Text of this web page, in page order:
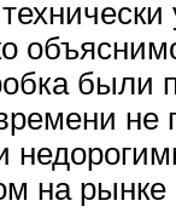
на